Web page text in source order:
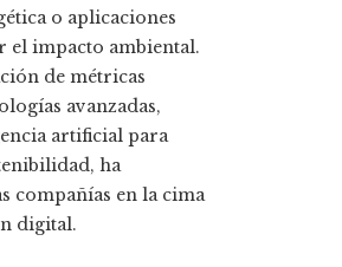
o aplicaciones
el impacto ambiental.
de métricas
avanzadas,
artificial para
ha
compañías en la cima
digital.